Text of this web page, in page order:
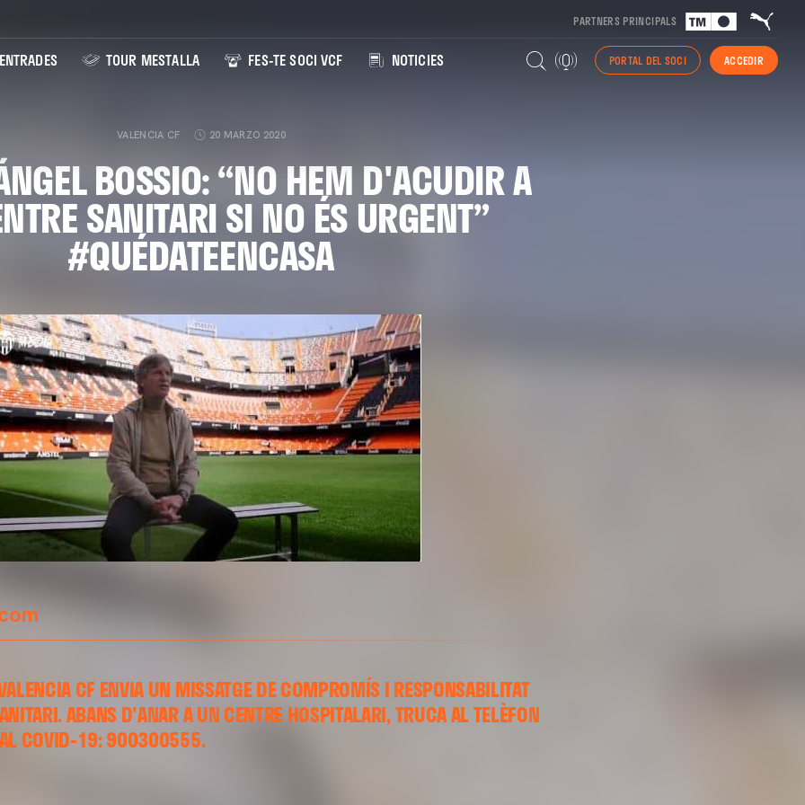
PARTNERS PRINCIPALS
TOUR MESTALLA FES-TE SOCI VCF NOTICIES PORTAL DEL SOCI ACCEDIR
VALENCIA CF 20 MARZO 2020
BOSSIO: “NO HEM D'ACUDIR A
SANITARI SI NO ÉS URGENT”
#QUÉDATEENCASA
CF ENVIA UN MISSATGE DE COMPROMÍS I RESPONSABILITAT
ABANS D'ANAR A UN CENTRE HOSPITALARI, TRUCA AL TELÈFON
AL COVID-19: 900300555.